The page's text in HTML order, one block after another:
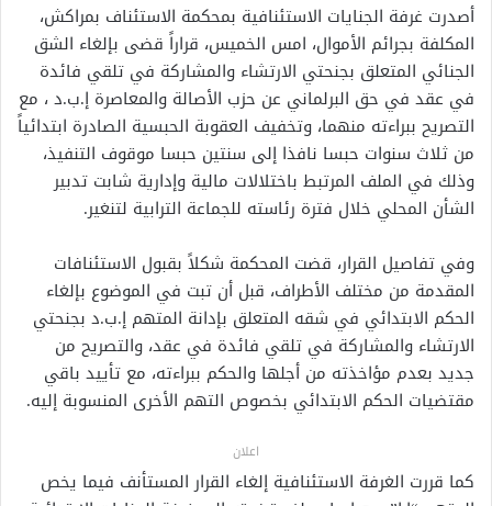
أصدرت غرفة الجنايات الاستئنافية بمحكمة الاستئناف بمراكش،
المكلفة بجرائم الأموال، امس الخميس، قراراً قضى بإلغاء الشق
الجنائي المتعلق بجنحتي الارتشاء والمشاركة في تلقي فائدة
في عقد في حق البرلماني عن حزب الأصالة والمعاصرة إ.ب.د ، مع
التصريح ببراءته منهما، وتخفيف العقوبة الحبسية الصادرة ابتدائياً
من ثلاث سنوات حبسا نافذا إلى سنتين حبسا موقوف التنفيذ،
وذلك في الملف المرتبط باختلالات مالية وإدارية شابت تدبير
الشأن المحلي خلال فترة رئاسته للجماعة الترابية لتنغير.
وفي تفاصيل القرار، قضت المحكمة شكلاً بقبول الاستئنافات
المقدمة من مختلف الأطراف، قبل أن تبت في الموضوع بإلغاء
الحكم الابتدائي في شقه المتعلق بإدانة المتهم إ.ب.د بجنحتي
الارتشاء والمشاركة في تلقي فائدة في عقد، والتصريح من
جديد بعدم مؤاخذته من أجلها والحكم ببراءته، مع تأييد باقي
مقتضيات الحكم الابتدائي بخصوص التهم الأخرى المنسوبة إليه.
اعلان
كما قررت الغرفة الاستئنافية إلغاء القرار المستأنف فيما يخص